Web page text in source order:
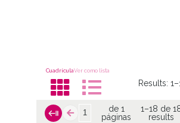
CuadrículaVer como lista
Results:
de 1
páginas
1–18 de
results